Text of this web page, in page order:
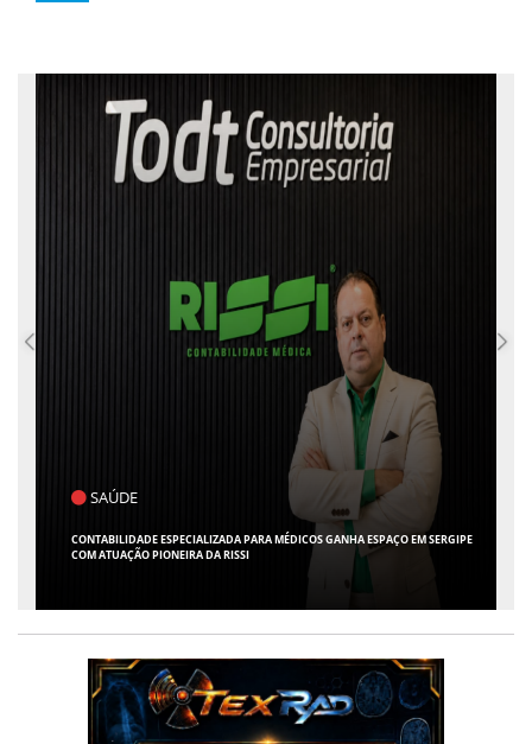
POLÍTICA
FLÁVIO CONFIRMA O DEPUTADO ALFREDO GASPAR COMO VICE EM SUA
CHAPA